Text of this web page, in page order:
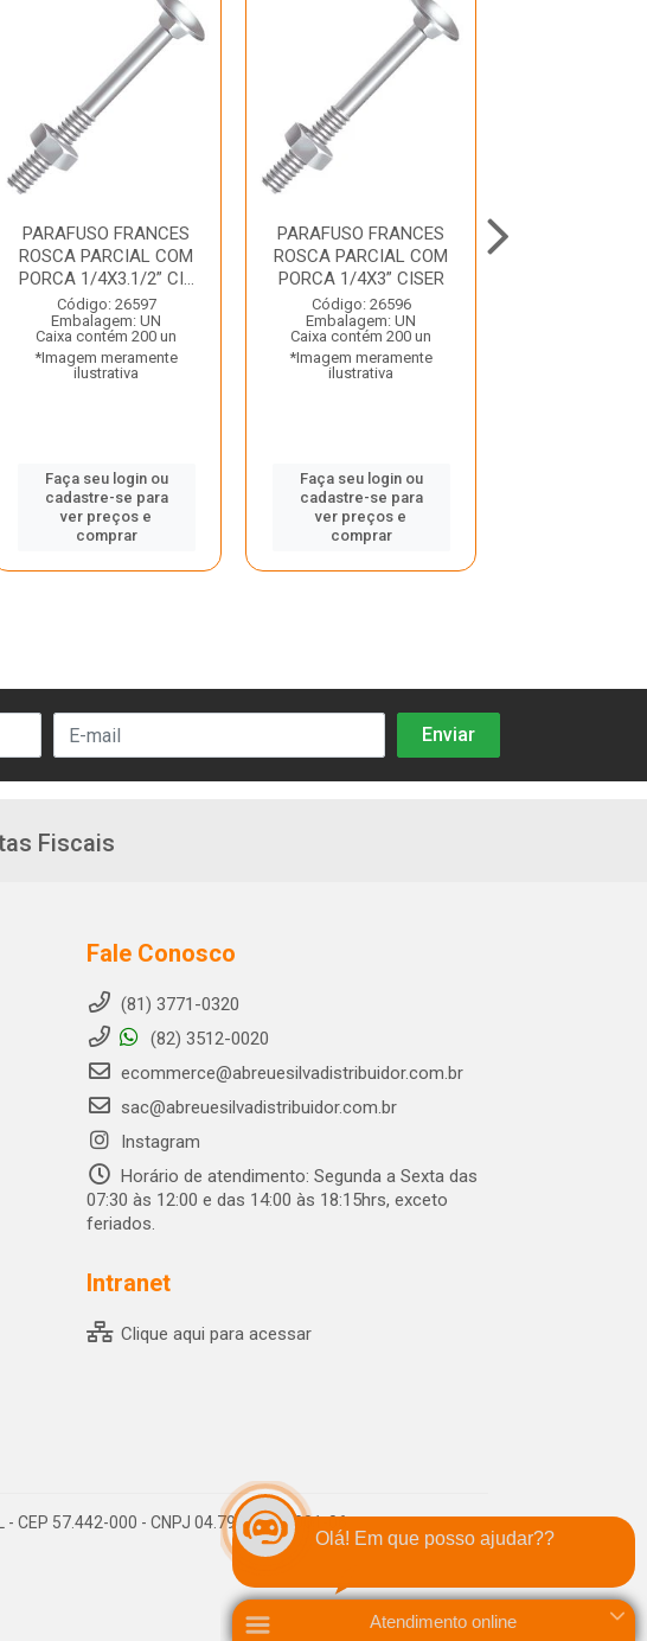
PARAFUSO FRANCES
ROSCA PARCIAL COM
PORCA 1/4X3.1/2” CI...
Código: 26597
Embalagem: UN
Caixa contém 200 un
*Imagem meramente
ilustrativa
Faça seu login ou
cadastre-se para
ver preços e
comprar
PARAFUSO FRANCES
ROSCA PARCIAL COM
PORCA 1/4X3” CISER
Código: 26596
Embalagem: UN
Caixa contém 200 un
*Imagem meramente
ilustrativa
Faça seu login ou
cadastre-se para
ver preços e
comprar
Fiscais
Fale Conosco
(81) 3771-0320
(82) 3512-0020
ecommerce@abreuesilvadistribuidor.com.br
sac@abreuesilvadistribuidor.com.br
Instagram
Horário de atendimento: Segunda a Sexta das
07:30 às 12:00 e das 14:00 às 18:15hrs, exceto
feriados.
Intranet
Clique aqui para acessar
CEP 57.442-000 - CNPJ 04.790.656/0001-06